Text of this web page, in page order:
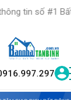
Bất động
DỊCH BĐS TỐT NHẤT
REAL